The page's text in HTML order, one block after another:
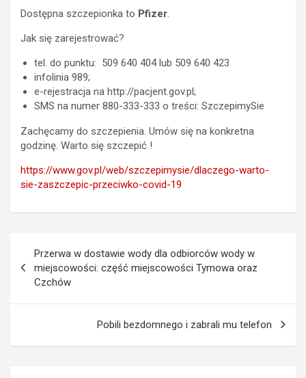
Dostępna szczepionka to Pfizer.
Jak się zarejestrować?
tel. do punktu: 509 640 404 lub 509 640 423
infolinia 989;
e-rejestracja na http://pacjent.gov.pl;
SMS na numer 880-333-333 o treści: SzczepimySie
Zachęcamy do szczepienia. Umów się na konkretna
godzinę. Warto się szczepić !
https://www.gov.pl/web/szczepimysie/dlaczego-warto-
sie-zaszczepic-przeciwko-covid-19
wpisu
Przerwa w dostawie wody dla odbiorców wody w
miejscowości: część miejscowości Tymowa oraz
Czchów
Pobili bezdomnego i zabrali mu telefon